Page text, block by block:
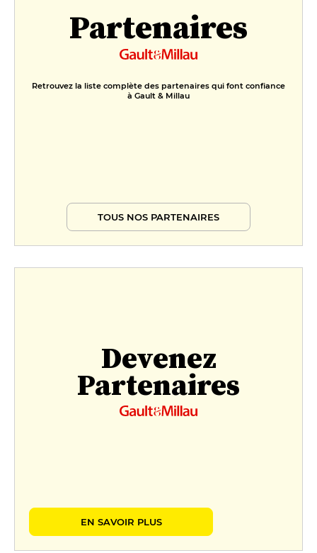
Partenaires
Retrouvez la liste complète des partenaires qui font confiance
à Gault & Millau
TOUS NOS PARTENAIRES
Devenez
Partenaires
EN SAVOIR PLUS